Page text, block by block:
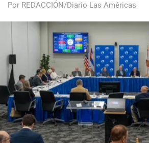
Por REDACCIÓN/Diario Las Américas